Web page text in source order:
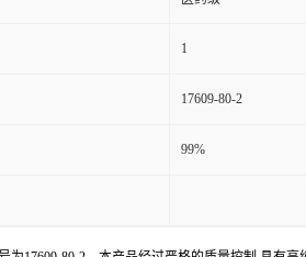
1
17609-80-2
99%